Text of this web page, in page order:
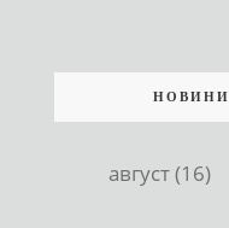
НОВИНИ
август (16)